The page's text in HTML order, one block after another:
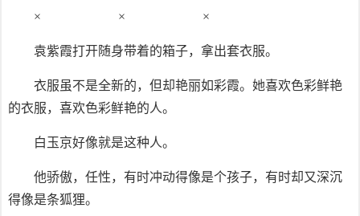
× × ×
袁紫霞打开随身带着的箱子，拿出套衣服。
衣服虽不是全新的，但却艳丽如彩霞。她喜欢色彩鲜艳
的衣服，喜欢色彩鲜艳的人。
白玉京好像就是这种人。
他骄傲，任性，有时冲动得像是个孩子，有时却又深沉
得像是条狐狸。